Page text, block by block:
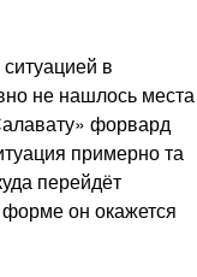
в
не нашлось места
форвард
примерно та
перейдёт
он окажется